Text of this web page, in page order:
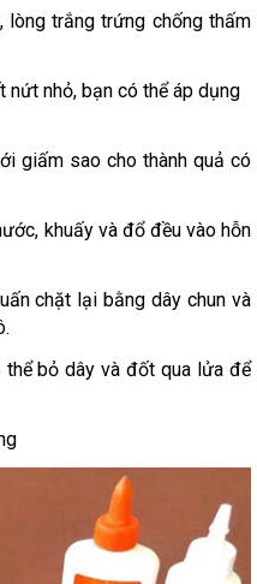
lòng trắng trứng chống thấm
nứt nhỏ, bạn có thể áp dụng
giấm sao cho thành quả có
khuấy và đổ đều vào hỗn
chặt lại bằng dây chun và
thể bỏ dây và đốt qua lửa để